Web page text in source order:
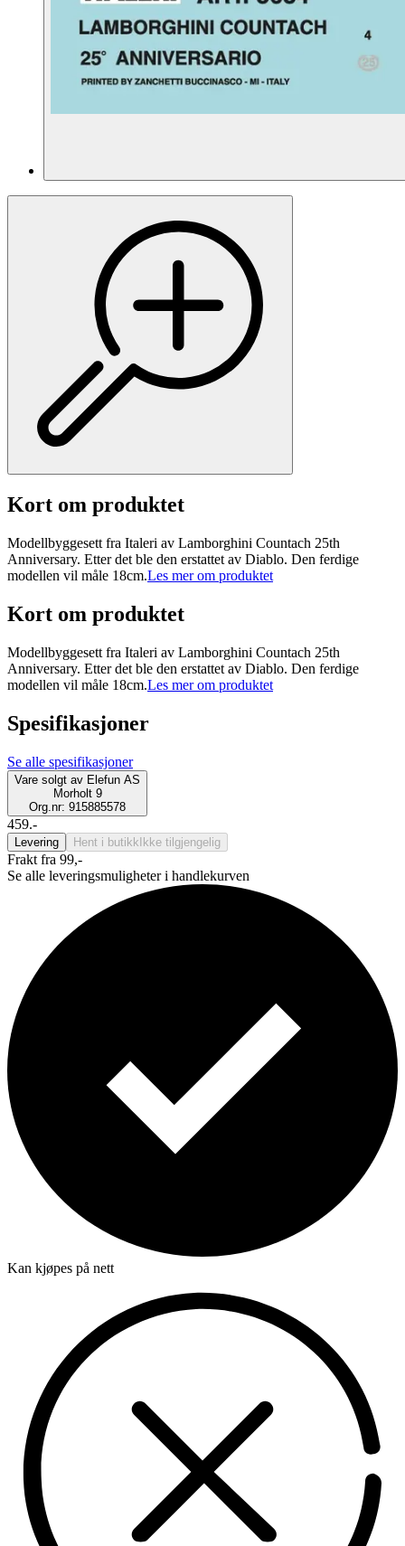
Kort om produktet
Modellbyggesett fra Italeri av Lamborghini Countach 25th
Anniversary. Etter det ble den erstattet av Diablo. Den ferdige
modellen vil måle 18cm.Les mer om produktet
Kort om produktet
Modellbyggesett fra Italeri av Lamborghini Countach 25th
Anniversary. Etter det ble den erstattet av Diablo. Den ferdige
modellen vil måle 18cm.Les mer om produktet
Spesifikasjoner
Se alle spesifikasjoner
Vare solgt av Elefun AS
Morholt 9
Org.nr: 915885578
459.-
Levering Hent i butikk Ikke tilgjengelig
Frakt fra 99,-
Se alle leveringsmuligheter i handlekurven
Kan kjøpes på nett